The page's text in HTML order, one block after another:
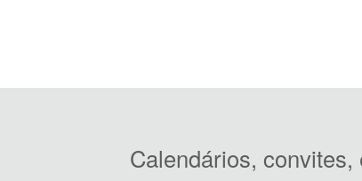
Calendários,